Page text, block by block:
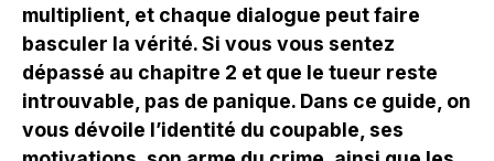
multiplient, et chaque dialogue peut faire
basculer la vérité. Si vous vous sentez
dépassé au chapitre 2 et que le tueur reste
introuvable, pas de panique. Dans ce guide, on
vous dévoile l’identité du coupable, ses